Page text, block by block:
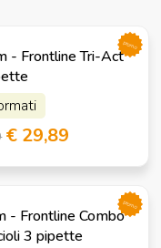
- Frontline Tri-Act
€ 29,89
promo
- Frontline Combo
3 pipette
promo